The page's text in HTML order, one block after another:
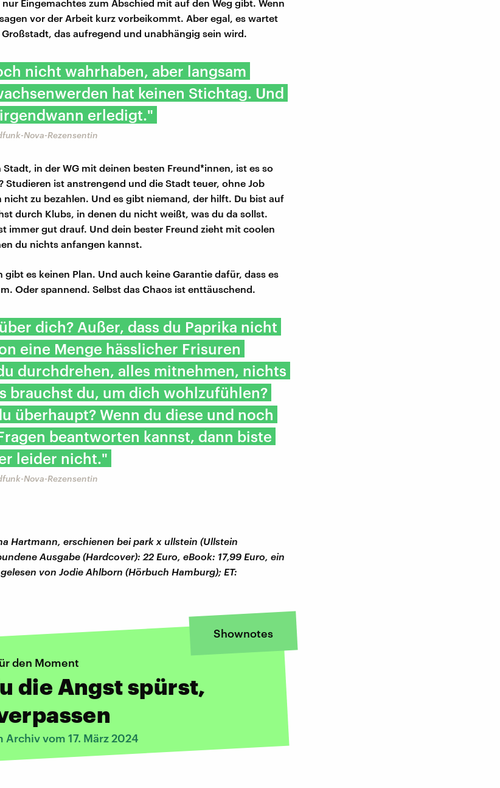
Eingemachtes zum Abschied mit auf den Weg gibt. Wenn
vor der Arbeit kurz vorbeikommt. Aber egal, es wartet
das aufregend und unabhängig sein wird.
nicht wahrhaben, aber langsam
hat keinen Stichtag. Und
erledigt."
Nova-Rezensentin
in der WG mit deinen besten Freund*innen, ist es so
Studieren ist anstrengend und die Stadt teuer, ohne Job
nicht zu bezahlen. Und es gibt niemand, der hilft. Du bist auf
durch Klubs, in denen du nicht weißt, was du da sollst.
immer gut drauf. Und dein bester Freund zieht mit coolen
du nichts anfangen kannst.
gibt es keinen Plan. Und auch keine Garantie dafür, dass es
Oder spannend. Selbst das Chaos ist enttäuschend.
dich? Außer, dass du Paprika nicht
eine Menge hässlicher Frisuren
durchdrehen, alles mitnehmen, nichts
brauchst du, um dich wohlzufühlen?
überhaupt? Wenn du diese und noch
beantworten kannst, dann biste
leider nicht."
Nova-Rezensentin
Hartmann, erschienen bei park x ullstein (Ullstein
Ausgabe (Hardcover): 22 Euro, eBook: 17,99 Euro, ein
von Jodie Ahlborn (Hörbuch Hamburg); ET:
Shownotes
den Moment
die Angst spürst,
Archiv vom 17. März 2024